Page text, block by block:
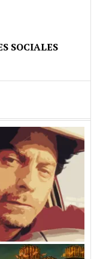
SOCIALES